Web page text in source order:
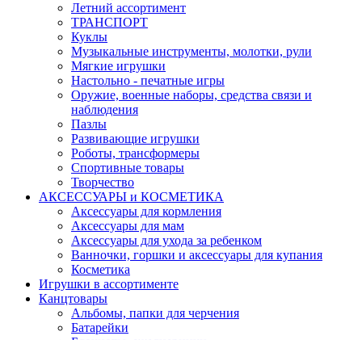
Летний ассортимент
ТРАНСПОРТ
Куклы
Музыкальные инструменты, молотки, рули
Мягкие игрушки
Настольно - печатные игры
Оружие, военные наборы, средства связи и
наблюдения
Пазлы
Развивающие игрушки
Роботы, трансформеры
Спортивные товары
Творчество
АКСЕССУАРЫ и КОСМЕТИКА
Аксессуары для кормления
Аксессуары для мам
Аксессуары для ухода за ребенком
Ванночки, горшки и аксессуары для купания
Косметика
Игрушки в ассортименте
Канцтовары
Альбомы, папки для черчения
Батарейки